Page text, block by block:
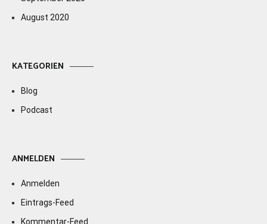
August 2020
KATEGORIEN
Blog
Podcast
ANMELDEN
Anmelden
Eintrags-Feed
Kommentar-Feed